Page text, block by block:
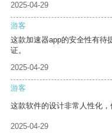
2025-04-29
游客
这款加速器app的安全性有待
证。
2025-04-29
游客
这款软件的设计非常人性化，
2025-04-29